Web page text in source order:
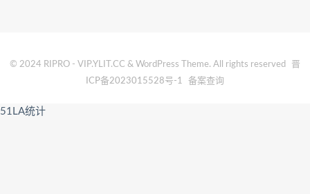
© 2024 RIPRO - VIP.YLIT.CC & WordPress Theme. All rights reserved
晋
ICP备2023015528号-1
备案查询
51LA统计